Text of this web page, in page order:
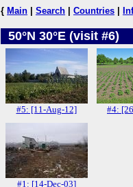
{ Main Search Countries
50°N 30°E (visit #6)
#5: [11-Aug-12] #4:
#1: [14-Dec-03]